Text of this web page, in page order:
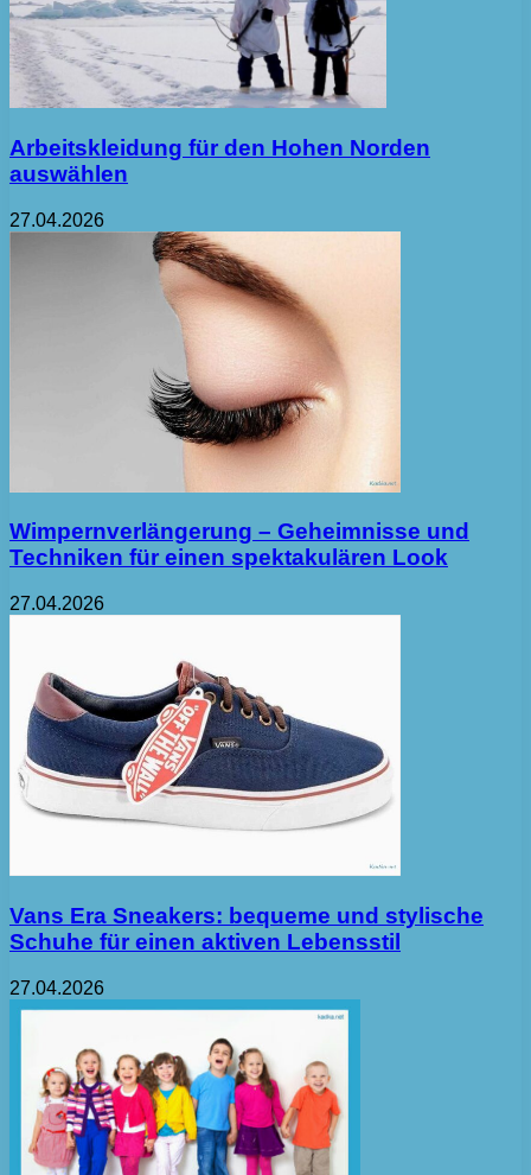
Arbeitskleidung für den Hohen Norden
auswählen
27.04.2026
Wimpernverlängerung – Geheimnisse und
Techniken für einen spektakulären Look
27.04.2026
Vans Era Sneakers: bequeme und stylische
Schuhe für einen aktiven Lebensstil
27.04.2026